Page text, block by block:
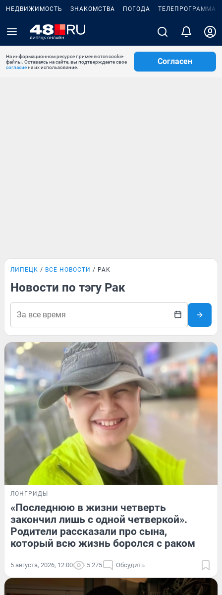
НЕДВИЖИМОСТЬ ЗНАКОМСТВА ПОГОДА ТЕЛЕПРОГРАММА
На информационном ресурсе применяются cookie-
файлы. Оставаясь на сайте, вы подтверждаете свое
согласиена их использование.
Согласен
ЛИПЕЦК ВСЕ НОВОСТИ РАК
Новости по тэгу Рак
ЛОНГРИДЫ
«Последнюю в жизни четверть
закончил лишь с одной четверкой».
Родители рассказали про сына,
который всю жизнь боролся с раком
5 августа, 2026, 12:00 5 275 Обсудить